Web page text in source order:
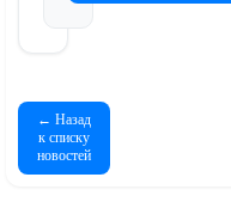
← Назад
к списку
новостей